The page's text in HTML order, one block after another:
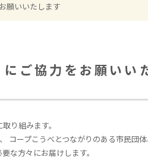
願いいたします
ご協力をお願いい
り組みます。
コープこうべとつながりのある市民団
な方々にお届けします。